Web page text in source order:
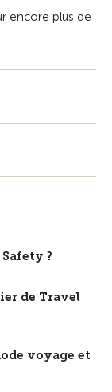
encore plus de
?
de Travel
voyage et